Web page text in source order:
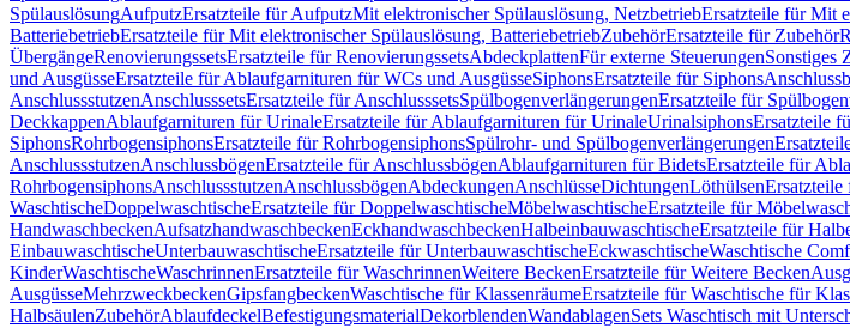
SpülauslösungAufputzErsatzteile für AufputzMit elektronischer Spülauslösung, NetzbetriebErsatzteile für Mit
BatteriebetriebErsatzteile für Mit elektronischer Spülauslösung, BatteriebetriebZubehörErsatzteile für Zubehör
ÜbergängeRenovierungssetsErsatzteile für RenovierungssetsAbdeckplattenFür externe SteuerungenSonstiges
und AusgüsseErsatzteile für Ablaufgarnituren für WCs und AusgüsseSiphonsErsatzteile für Siphons
AnschlussstutzenAnschlusssetsErsatzteile für AnschlusssetsSpülbogenverlängerungenErsatzteile für
DeckkappenAblaufgarnituren für UrinaleErsatzteile für Ablaufgarnituren für UrinaleUrinalsiphonsErsatzteile
SiphonsRohrbogensiphonsErsatzteile für RohrbogensiphonsSpülrohr- und Spülbogenverlängerungen
AnschlussstutzenAnschlussbögenErsatzteile für AnschlussbögenAblaufgarnituren für BidetsErsatzteile für
RohrbogensiphonsAnschlussstutzenAnschlussbögenAbdeckungenAnschlüsseDichtungenLöthülsenErsatzteile
WaschtischeDoppelwaschtischeErsatzteile für DoppelwaschtischeMöbelwaschtischeErsatzteile für
HandwaschbeckenAufsatzhandwaschbeckenEckhandwaschbeckenHalbeinbauwaschtischeErsatzteile für
EinbauwaschtischeUnterbauwaschtischeErsatzteile für UnterbauwaschtischeEckwaschtischeWaschtische
KinderWaschtischeWaschrinnenErsatzteile für WaschrinnenWeitere BeckenErsatzteile für Weitere Becken
AusgüsseMehrzweckbeckenGipsfangbeckenWaschtische für KlassenräumeErsatzteile für Waschtische für
HalbsäulenZubehörAblaufdeckelBefestigungsmaterialDekorblendenWandablagenSets Waschtisch mit